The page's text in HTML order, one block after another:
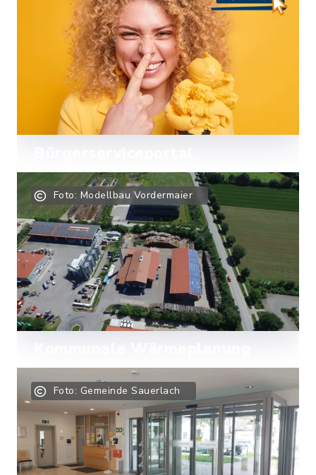
Hohenleitner heißt Sie in Sauerlach
herzlich willkommen.
Mehr lesen
Amtsgänge schnell und sicher von
Zuhause oder unterwegs online
erledigen.
Mehr lesen
Foto: Modellbau Vordermaier
Hier beantworten wir alle Fragen (FAQ)
zur kommunalen Wärmeplanung.
Mehr lesen
Foto: Gemeinde Sauerlach